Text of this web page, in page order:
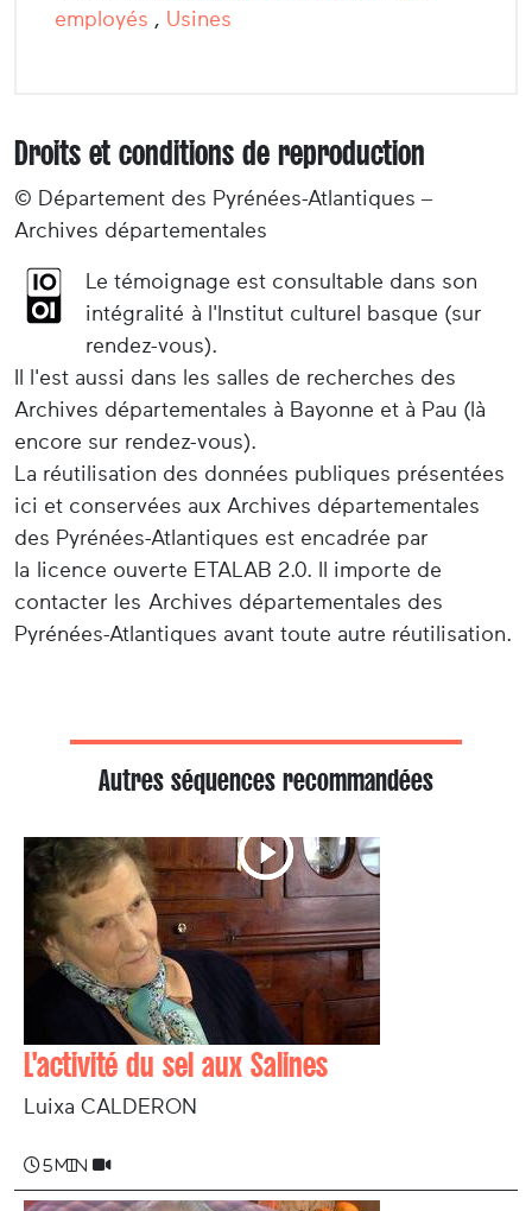
employés , Usines
Droits et conditions de reproduction
© Département des Pyrénées-Atlantiques –
Archives départementales
Le témoignage est consultable dans son
intégralité à l'Institut culturel basque (sur
rendez-vous).
Il l'est aussi dans les salles de recherches des
Archives départementales à Bayonne et à Pau (là
encore sur rendez-vous).
La réutilisation des données publiques présentées
ici et conservées aux Archives départementales
des Pyrénées-Atlantiques est encadrée par
la licence ouverte ETALAB 2.0. Il importe de
contacter les Archives départementales des
Pyrénées-Atlantiques avant toute autre réutilisation.
Autres séquences recommandées
L'activité du sel aux Salines
Luixa CALDERON
5 min